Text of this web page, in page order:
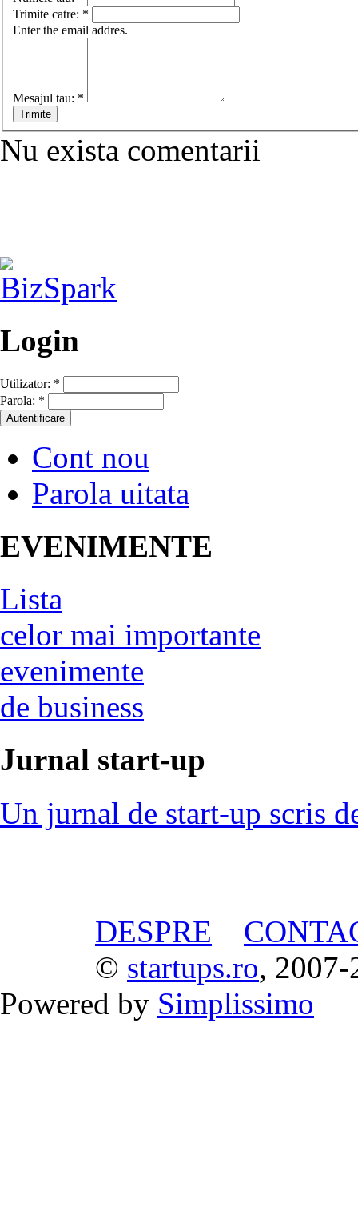
Trimite catre: *
Enter the email addres.
Mesajul tau: *
Nu exista comentarii
Login
Utilizator: *
Parola: *
Cont nou
Parola uitata
EVENIMENTE
Lista
celor mai importante
evenimente
de business
Jurnal start-up
Un jurnal de start-up scris
DESPRE
© startups.ro, 2007-
Powered by Simplissimo